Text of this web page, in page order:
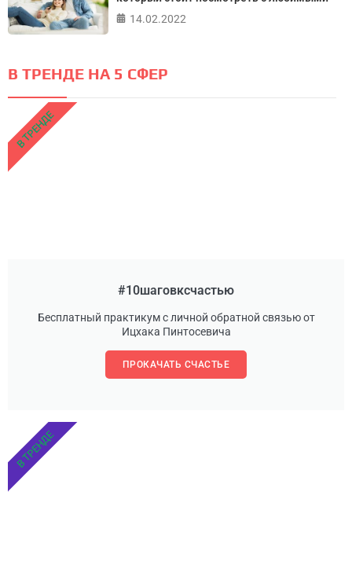
14.02.2022
В ТРЕНДЕ НА 5 СФЕР
#10шаговксчастью
Бесплатный практикум с личной обратной связью от
Ицхака Пинтосевича
ПРОКАЧАТЬ СЧАСТЬЕ
В ТРЕНДЕ
В ТРЕНДЕ